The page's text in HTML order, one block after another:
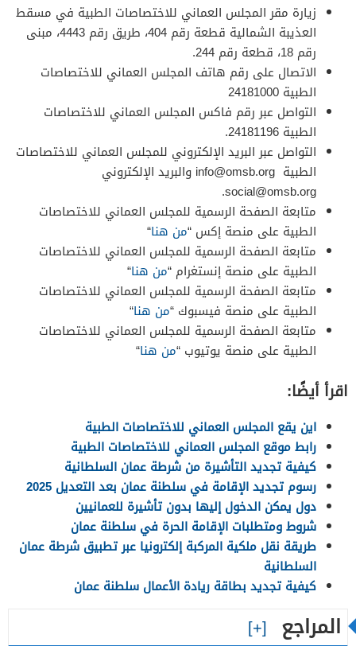
زيارة مقر المجلس العماني للاختصاصات الطبية في مسقط
العذيبة الشمالية قطعة رقم 404، طريق رقم 4443، مبنى
رقم 18، قطعة رقم 244.
الاتصال على رقم هاتف المجلس العماني للاختصاصات
الطبية 24181000
التواصل عبر رقم فاكس المجلس العماني للاختصاصات
الطبية 24181196.
التواصل عبر البريد الإلكتروني للمجلس العماني للاختصاصات
الطبية info@omsb.org والبريد الإلكتروني
social@omsb.org
.
متابعة الصفحة الرسمية للمجلس العماني للاختصاصات
الطبية على منصة إكس “من هنا“
متابعة الصفحة الرسمية للمجلس العماني للاختصاصات
الطبية على منصة إنستغرام “من هنا“
متابعة الصفحة الرسمية للمجلس العماني للاختصاصات
الطبية على منصة فيسبوك “من هنا“
متابعة الصفحة الرسمية للمجلس العماني للاختصاصات
الطبية على منصة يوتيوب “من هنا“
اقرأ أيضًا:
اين يقع المجلس العماني للاختصاصات الطبية
رابط موقع المجلس العماني للاختصاصات الطبية
كيفية تجديد التأشيرة من شرطة عمان السلطانية
رسوم تجديد الإقامة في سلطنة عمان بعد التعديل 2025
دول يمكن الدخول إليها بدون تأشيرة للعمانيين
شروط ومتطلبات الإقامة الحرة في سلطنة عمان
طريقة نقل ملكية المركبة إلكترونيا عبر تطبيق شرطة عمان
السلطانية
كيفية تجديد بطاقة ريادة الأعمال سلطنة عمان
المراجع